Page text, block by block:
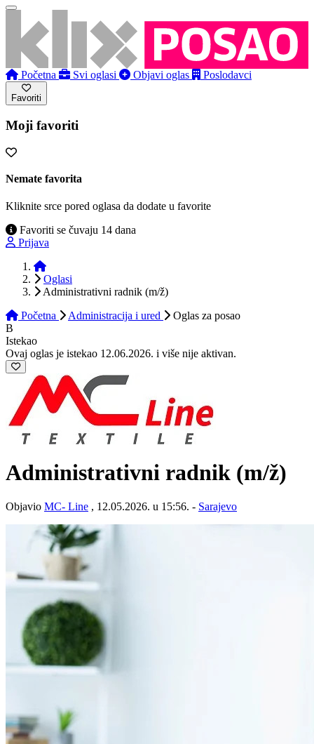
Početna Svi oglasi Objavi oglas Poslodavci
Favoriti
Moji favoriti
Nemate favorita
Kliknite srce pored oglasa da dodate u favorite
Favoriti se čuvaju 14 dana
Prijava
Početna
Oglasi
Administrativni radnik (m/ž)
Početna
Administracija i ured Oglas za posao
B
Istekao
Ovaj oglas je istekao 12.06.2026. i više nije aktivan.
Administrativni radnik (m/ž)
Objavio MC- Line , 12.05.2026. u 15:56. - Sarajevo